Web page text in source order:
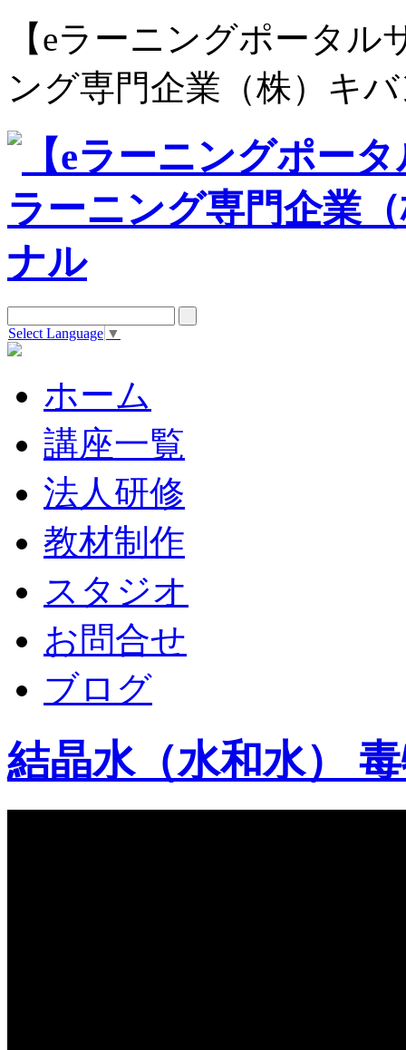
【eラーニングポータル
ング専門企業（株）キ
Select Language ▼
ホーム
講座一覧
法人研修
教材制作
スタジオ
お問合せ
ブログ
結晶水（水和水）